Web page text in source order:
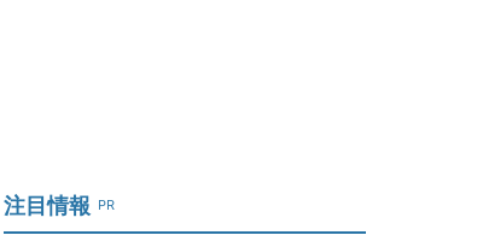
注目情報 PR